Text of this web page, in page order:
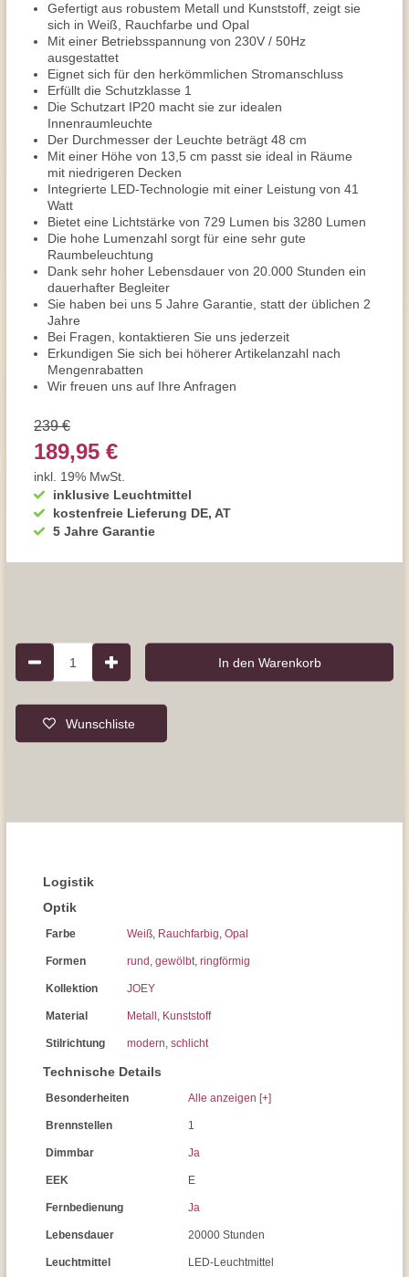
Gefertigt aus robustem Metall und Kunststoff, zeigt sie
sich in Weiß, Rauchfarbe und Opal
Mit einer Betriebsspannung von 230V / 50Hz
ausgestattet
Eignet sich für den herkömmlichen Stromanschluss
Erfüllt die Schutzklasse 1
Die Schutzart IP20 macht sie zur idealen
Innenraumleuchte
Der Durchmesser der Leuchte beträgt 48 cm
Mit einer Höhe von 13,5 cm passt sie ideal in Räume
mit niedrigeren Decken
Integrierte LED-Technologie mit einer Leistung von 41
Watt
Bietet eine Lichtstärke von 729 Lumen bis 3280 Lumen
Die hohe Lumenzahl sorgt für eine sehr gute
Raumbeleuchtung
Dank sehr hoher Lebensdauer von 20.000 Stunden ein
dauerhafter Begleiter
Sie haben bei uns 5 Jahre Garantie, statt der üblichen 2
Jahre
Bei Fragen, kontaktieren Sie uns jederzeit
Erkundigen Sie sich bei höherer Artikelanzahl nach
Mengenrabatten
Wir freuen uns auf Ihre Anfragen
inklusive Leuchtmittel
kostenfreie Lieferung DE, AT
5 Jahre Garantie
239 €
189,95 €
inkl. 19% MwSt.
1 In den Warenkorb
Wunschliste
Logistik
Optik
Farbe Weiß, Rauchfarbig, Opal
Formen rund , gewölbt, ringförmig
Kollektion JOEY
Material Metall , Kunststoff
Stilrichtung modern, schlicht
Technische Details
Besonderheiten Alle anzeigen [+]
Brennstellen 1
Dimmbar Ja
EEK E
Fernbedienung Ja
Lebensdauer 20000 Stunden
Leuchtmittel LED-Leuchtmittel